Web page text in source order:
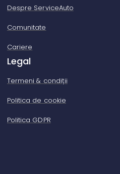
Despre ServiceAuto
Comunitate
Cariere
Legal
Termeni & condiții
Politica de cookie
Politica GDPR